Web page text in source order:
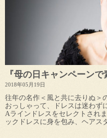
『母の日キャンペーン
2018年05月19日
往年の名作＜風と共に去りぬ＞
おっしゃって、ドレスは迷わず
Aラインドレスをセレクトされ
ックドレスに身を包み、ヘアス